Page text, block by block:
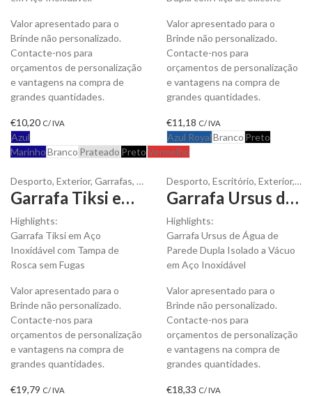
Valor apresentado para o
Brinde não personalizado.
Contacte-nos para
orçamentos de personalização
e vantagens na compra de
grandes quantidades.
€10,20 C/ IVA
Azul
MarinhoBranco Prateado PretoVermelho
Valor apresentado para o
Brinde não personalizado.
Contacte-nos para
orçamentos de personalização
e vantagens na compra de
grandes quantidades.
€11,18 C/ IVA
Azul RoyalBranco Preto
Desporto, Exterior, Garrafas, Líquidos
Garrafa Tiksi em Aço Inoxidável 700 ml para personalizar
Highlights:
Garrafa Tiksi em Aço
Inoxidável com Tampa de
Rosca sem Fugas
Valor apresentado para o
Brinde não personalizado.
Contacte-nos para
orçamentos de personalização
e vantagens na compra de
grandes quantidades.
€19,79 C/ IVA
Desporto, Escritório, Exterior,
Garrafa Ursus de Água em Aço Inox 600 ml para personalizar
Highlights:
Garrafa Ursus de Água de
Parede Dupla Isolado a Vácuo
em Aço Inoxidável
Valor apresentado para o
Brinde não personalizado.
Contacte-nos para
orçamentos de personalização
e vantagens na compra de
grandes quantidades.
€18,33 C/ IVA